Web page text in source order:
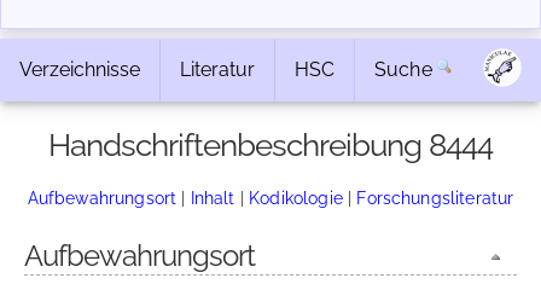
Verzeichnisse Literatur HSC Suche
Handschriftenbeschreibung 8444
Aufbewahrungsort | Inhalt | Kodikologie| Forschungsliteratur
Aufbewahrungsort